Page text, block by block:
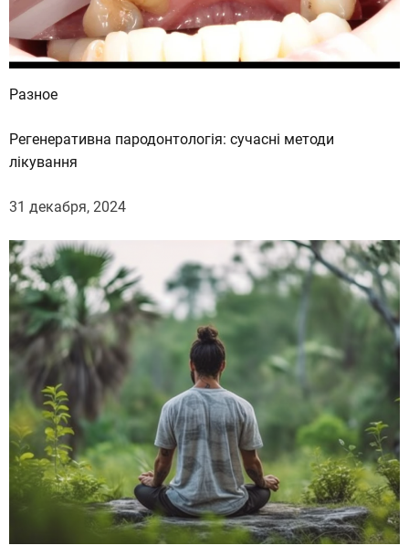
Разное
Регенеративна пародонтологія: сучасні методи
лікування
31 декабря, 2024